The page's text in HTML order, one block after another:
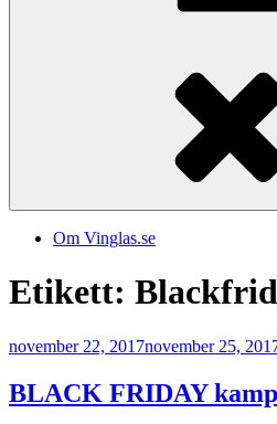
Om Vinglas.se
Etikett:
Publicerat
november 22, 2017november 25,
BLACK FRIDAY